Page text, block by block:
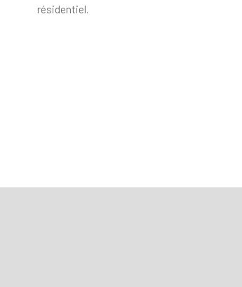
résidentiel.